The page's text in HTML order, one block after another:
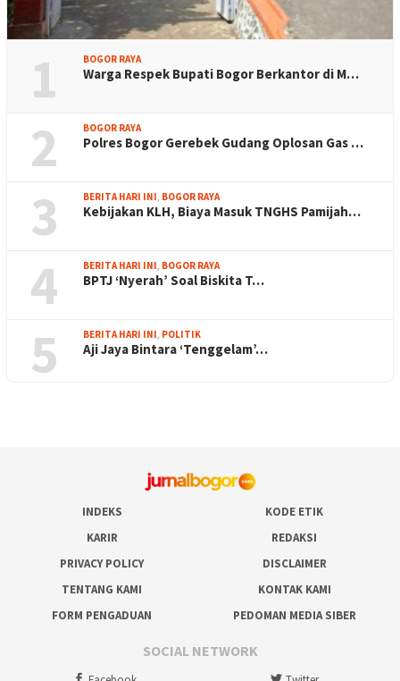
1 BOGOR RAYA
Warga Respek Bupati Bogor Berkantor di M…
2 BOGOR RAYA
Polres Bogor Gerebek Gudang Oplosan Gas …
3 BERITA HARI INI, BOGOR RAYA
Kebijakan KLH, Biaya Masuk TNGHS Pamijah…
4 BERITA HARI INI, BOGOR RAYA
BPTJ ‘Nyerah’ Soal Biskita T…
5 BERITA HARI INI, POLITIK
Aji Jaya Bintara ‘Tenggelam’…
INDEKS
KODE ETIK
KARIR
REDAKSI
PRIVACY POLICY
DISCLAIMER
TENTANG KAMI
KONTAK KAMI
FORM PENGADUAN
PEDOMAN MEDIA SIBER
SOCIAL NETWORK